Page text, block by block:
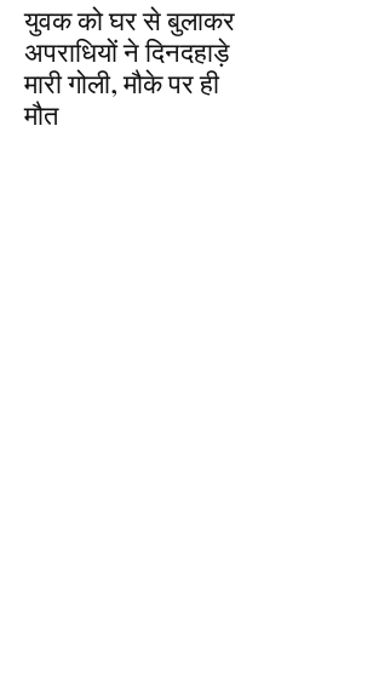
युवक को घर से बुलाकर
अपराधियों ने दिनदहाड़े
मारी गोली, मौके पर ही
मौत